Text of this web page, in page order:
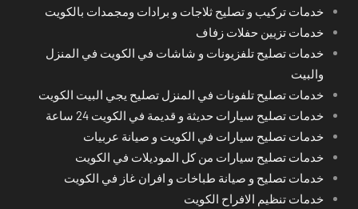
خدمات تركيب و تصليح ثلاجات و برادات ومجمدات بالكويت
خدمات تزيين حفلات زفاف
خدمات تصليح تلفزيونات و شاشات في الكويت في المنزل
والبيت
خدمات تصليح تلفونات في المنزل تصليح يجي البيت الكويت
خدمات تصليح سيارات حديثة و قديمة في الكويت 24 ساعة
خدمات تصليح سيارات في الكويت و صيانة عربيات
خدمات تصليح سيارات من كل الموديلات في الكويت
خدمات تصليح و صيانة طباخات و افران غاز في الكويت
خدمات تنظيم الافراح الكويت